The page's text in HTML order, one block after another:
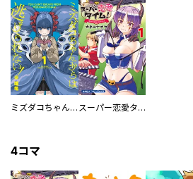
ミズダコちゃんからは逃げられない！ スーパー恋愛タイム！～現場でドＳな彼女は自宅でデレる～
4コマ